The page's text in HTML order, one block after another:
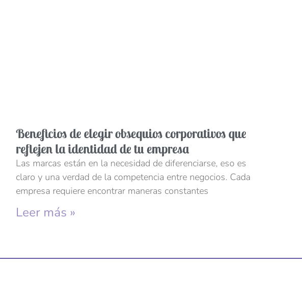
Beneficios de elegir obsequios corporativos que
reflejen la identidad de tu empresa
Las marcas están en la necesidad de diferenciarse, eso es
claro y una verdad de la competencia entre negocios. Cada
empresa requiere encontrar maneras constantes
Leer más »